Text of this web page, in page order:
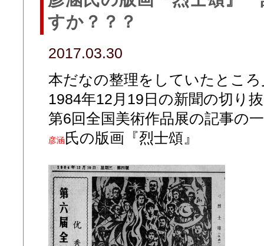
すか？？？
2017.03.30
本だなの整理をしていたとこ
1984年12月19日の新聞の切り
第6回全国美術作品展の記事の
彦涵氏の版画『烈士頌』